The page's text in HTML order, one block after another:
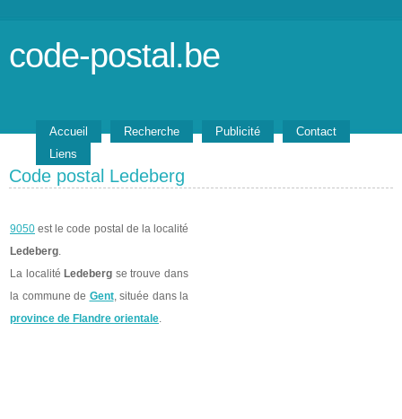
code-postal.be
Accueil Recherche Publicité
Contact
Liens
Code postal Ledeberg
9050 est le code postal de la localité
Ledeberg.
La localité Ledeberg se trouve dans
la commune de Gent, située dans la
province de Flandre orientale.